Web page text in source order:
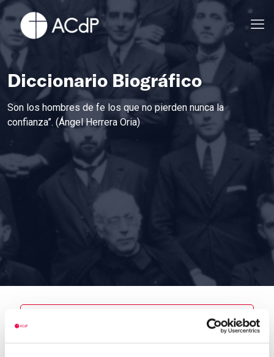
Diccionario Biográfico
Son los hombres de fe los que no pierden nunca la
confianza”. (Ángel Herrera Oria)